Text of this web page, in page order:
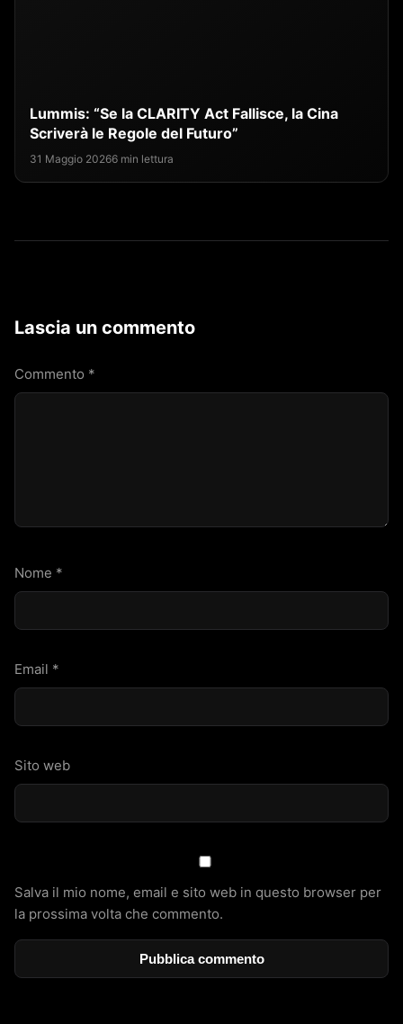
Lummis: “Se la CLARITY Act Fallisce, la Cina
Scriverà le Regole del Futuro”
31 Maggio 20266 min lettura
Lascia un commento
Commento *
Nome *
Email *
Sito web
Salva il mio nome, email e sito web in questo browser per
la prossima volta che commento.